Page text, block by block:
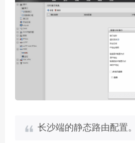
长沙端的静态路由配置。